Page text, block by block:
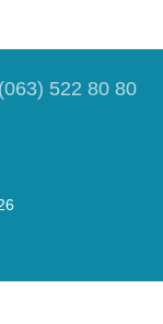
(063) 522 80 80